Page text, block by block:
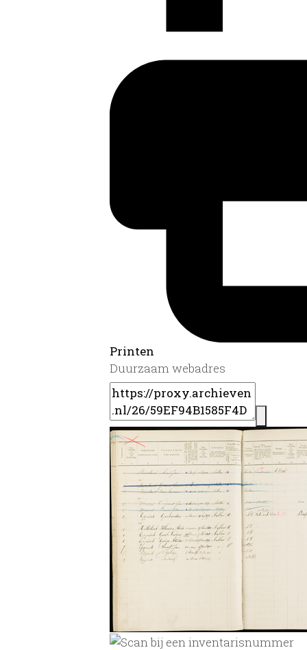
Printen
Duurzaam webadres